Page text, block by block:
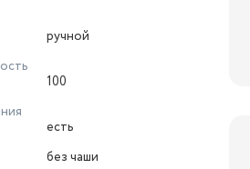
ручной
100
есть
без чаши